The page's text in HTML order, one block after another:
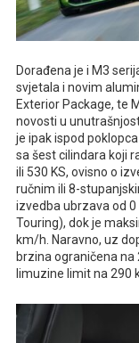
Dorađena je i M3
svjetala i novim
Exterior Package, te
novosti u
je ipak ispod
sa šest cilindara koji
ili 530 KS, ovisno o
ručnim ili 8-
izvedba ubrzava od
Touring), dok je
km/h. Naravno, uz
brzina ograničena na
limuzine limit na 290